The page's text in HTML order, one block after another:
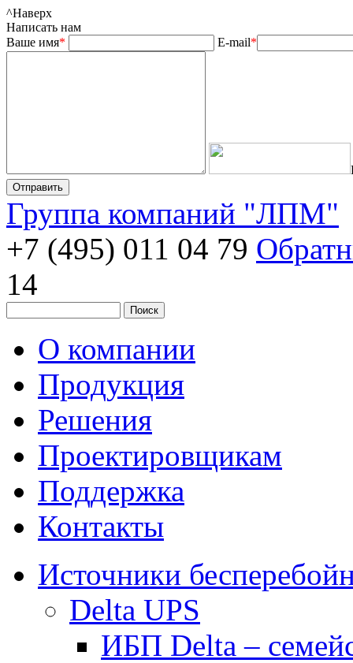
^Наверх
Написать нам
Ваше имя* E-mail*
Группа компаний "ЛПМ"
+7 (495) 011 04 79
14
О компании
Продукция
Решения
Проектировщикам
Поддержка
Контакты
Источники
Delta UPS
ИБП Delta –